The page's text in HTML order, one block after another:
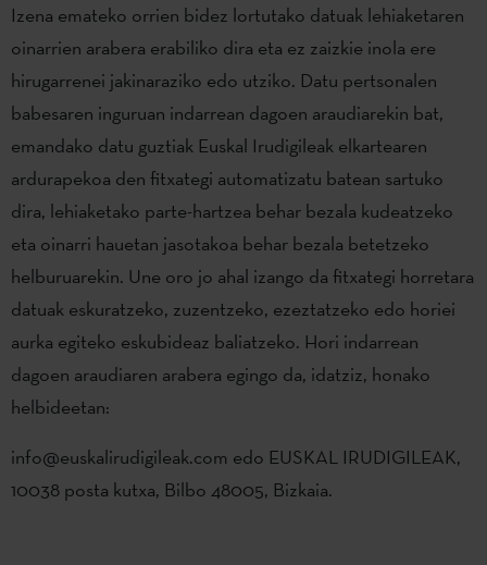
Izena emateko orrien bidez lortutako datuak lehiaketaren
oinarrien arabera erabiliko dira eta ez zaizkie inola ere
hirugarrenei jakinaraziko edo utziko. Datu pertsonalen
babesaren inguruan indarrean dagoen araudiarekin bat,
emandako datu guztiak Euskal Irudigileak elkartearen
ardurapekoa den fitxategi automatizatu batean sartuko
dira, lehiaketako parte-hartzea behar bezala kudeatzeko
eta oinarri hauetan jasotakoa behar bezala betetzeko
helburuarekin. Une oro jo ahal izango da fitxategi horretara
datuak eskuratzeko, zuzentzeko, ezeztatzeko edo horiei
aurka egiteko eskubideaz baliatzeko. Hori indarrean
dagoen araudiaren arabera egingo da, idatziz, honako
helbideetan:
info@euskalirudigileak.com edo EUSKAL IRUDIGILEAK,
10038 posta kutxa, Bilbo 48005, Bizkaia.